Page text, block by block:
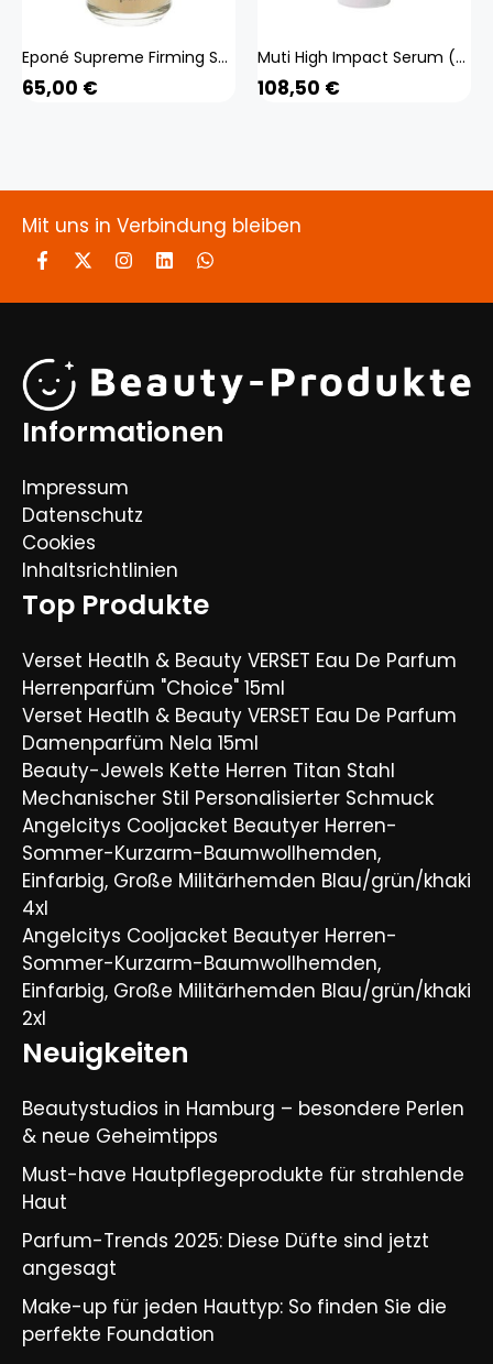
Eponé Supreme Firming Serum (weiss 100 ml) Beauty, Gesicht, Gesichtspflege,
65,00 €
Muti High Impact Serum (weiss 30 ml) Beauty, Gesicht, Gesichtspflege,
108,50 €
Mit uns in Verbindung bleiben
Informationen
Impressum
Datenschutz
Cookies
Inhaltsrichtlinien
Top Produkte
Verset Heatlh & Beauty VERSET Eau De Parfum
Herrenparfüm "Choice" 15ml
Verset Heatlh & Beauty VERSET Eau De Parfum
Damenparfüm Nela 15ml
Beauty-Jewels Kette Herren Titan Stahl
Mechanischer Stil Personalisierter Schmuck
Angelcitys Cooljacket Beautyer Herren-
Sommer-Kurzarm-Baumwollhemden,
Einfarbig, Große Militärhemden Blau/grün/khaki
4xl
Angelcitys Cooljacket Beautyer Herren-
Sommer-Kurzarm-Baumwollhemden,
Einfarbig, Große Militärhemden Blau/grün/khaki
2xl
Neuigkeiten
Beautystudios in Hamburg – besondere Perlen
& neue Geheimtipps
Must-have Hautpflegeprodukte für strahlende
Haut
Parfum-Trends 2025: Diese Düfte sind jetzt
angesagt
Make-up für jeden Hauttyp: So finden Sie die
perfekte Foundation